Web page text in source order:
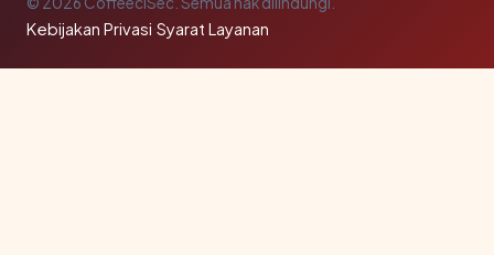
Kebijakan Privasi·Syarat Layanan